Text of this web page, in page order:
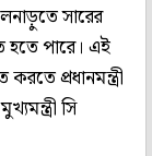
সারের
হতে পারে। এই
করতে প্রধানমন্ত্রী
সি